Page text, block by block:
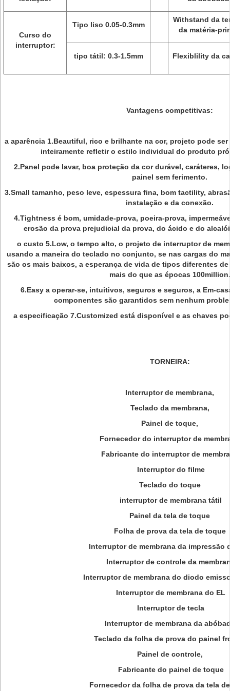
Curso do
interruptor:
Tipo liso 0.05-0.3mm
Withstand da
da matéria-
tipo tátil: 0.3-1.5mm Flexiblility da
Vantagens competitivas:
a aparência 1.Beautiful, rico e brilhante na cor, projeto pode
inteiramente refletir o estilo individual do produto
2.Panel pode lavar, boa proteção da cor durável, caráteres,
painel sem ferimento.
3.Small tamanho, peso leve, espessura fina, bom tactility,
instalação e da conexão.
4.Tightness é bom, umidade-prova, poeira-prova,
erosão da prova prejudicial da prova, do ácido e do
o custo 5.Low, o tempo alto, o projeto de interruptor de
usando a maneira do teclado no conjunto, se nas cargas do
são os mais baixos, a esperança de vida de tipos diferentes
mais do que as épocas 100million.
6.Easy a operar-se, intuitivos, seguros e seguros, a Em-
componentes são garantidos sem nenhum
a especificação 7.Customized está disponível e as chaves
TORNEIRA:
Interruptor de membrana,
Teclado da membrana,
Painel de toque,
Fornecedor do interruptor de
Fabricante do interruptor de
Interruptor do filme
Teclado do toque
interruptor de membrana tátil
Painel da tela de toque
Folha de prova da tela de toque
Interruptor de membrana da impressão
Interruptor de controle da
Interruptor de membrana do diodo
Interruptor de membrana do EL
Interruptor de tecla
Interruptor de membrana da
Teclado da folha de prova do painel
Painel de controle,
Fabricante do painel de toque
Fornecedor da folha de prova da tela